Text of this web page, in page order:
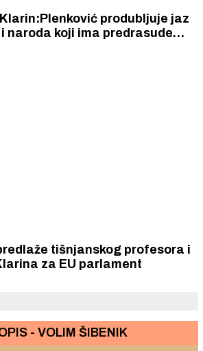
produbljuje jaz
naroda koji ima predrasude
tišnjanskog profesora i
za EU parlament
- VOLIM ŠIBENIK